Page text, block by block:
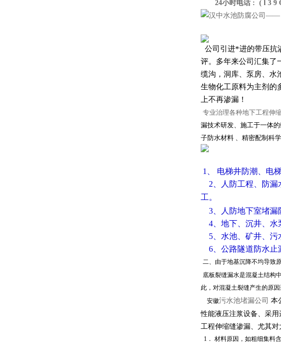
24小时电话 : ( l 3 9
公司引进*进的带压抗
评。多年来公司汇集了
缆沟，洞库、泵房、水
生物化工原料为主剂的
上不再渗漏！
专业治理各种地下工程伸
漏技术研发、施工于一体
子防水材料 、精密配制科
1、 电梯井防潮、电
2、人防工程、防漏
工。
3、
人防地下室堵漏
4、 地下、沉井、水
5、 水池、矿井、污
6、 公路隧道防水止
二、由于地基沉降不均导致
底板裂缝漏水是混凝土结构
此，对混凝土裂缝产生的原
安徽污水池堵漏公司 本
性能液压注浆设备、采
工程伸缩缝渗漏、尤其
1． 材料原因，如粗细集料